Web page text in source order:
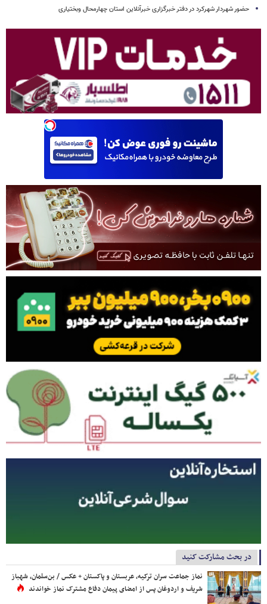
حضور شهردار شهرکرد در دفتر خبرگزاری خبرآنلاین استان چهارمحال وبختیاری
در بحث مشارکت کنید
نماز جماعت سران ترکیه، عربستان و پاکستان + عکس / بن‌سلمان، شهباز
شریف و اردوغان پس از امضای پیمان دفاع مشترک نماز خواندند